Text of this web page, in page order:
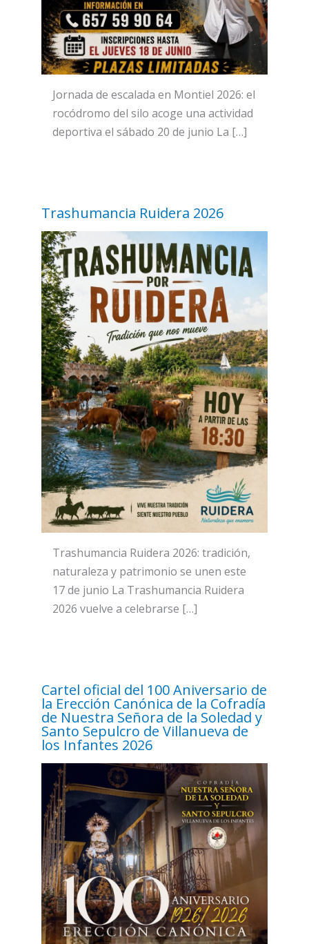
Jornada de escalada en Montiel 2026: el
rocódromo del silo acoge una actividad
deportiva el sábado 20 de junio La […]
Trashumancia Ruidera 2026
Trashumancia Ruidera 2026: tradición,
naturaleza y patrimonio se unen este
17 de junio La Trashumancia Ruidera
2026 vuelve a celebrarse […]
Cartel oficial del 100 Aniversario de
la Erección Canónica de la Cofradía
de Nuestra Señora de la Soledad y
Santo Sepulcro de Villanueva de
los Infantes 2026